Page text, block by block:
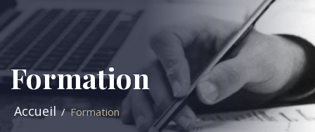
Formation
Accueil Formation